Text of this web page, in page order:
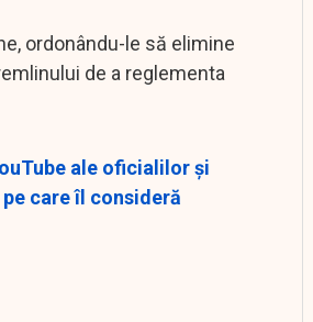
ordonându-le să elimine
de a reglementa
ale oficialilor și
care îl consideră